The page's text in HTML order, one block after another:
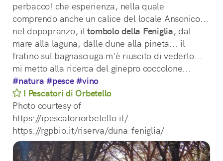
perbacco! che esperienza, nella quale
comprendo anche un calice del locale Ansonico...
nel dopopranzo, il tombolo della Feniglia, dal
mare alla laguna, dalle dune alla pineta... il
fratino sul bagnasciuga m'è riuscito di vederlo...
mi metto alla ricerca del ginepro coccolone...
#natura #pesce #vino
I Pescatori di Orbetello
Photo courtesy of
https://ipescatoriorbetello.it/
https://rgpbio.it/riserva/duna-feniglia/